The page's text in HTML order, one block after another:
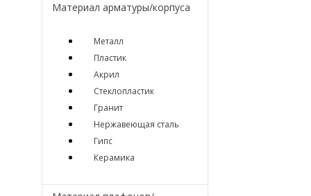
Материал арматуры/корпуса
Металл
Пластик
Акрил
Стеклопластик
Гранит
Нержавеющая сталь
Гипс
Керамика